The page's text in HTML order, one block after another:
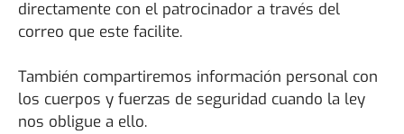
directamente con el patrocinador a través del
correo que este facilite.
También compartiremos información personal con
los cuerpos y fuerzas de seguridad cuando la ley
nos obligue a ello.